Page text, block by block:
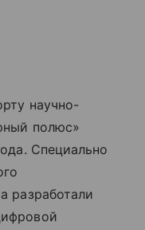
научно-
полюс»
Специально
разработали